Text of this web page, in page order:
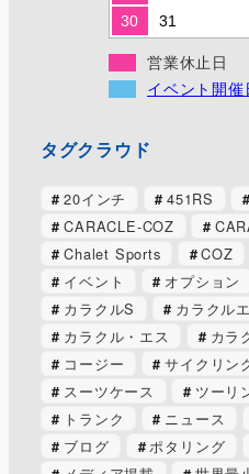
30
31
営業休止日
イベント開催
タグクラウド
20インチ 451RS
CARACLE-COZ
Chalet Sports
COZ
イベント
オプション
カラクルS
カラクル
カラクル・エス
カラ
コージー
サイクリン
スーツケース
ツーリ
トランク
ニュース
ブログ
ポタリング